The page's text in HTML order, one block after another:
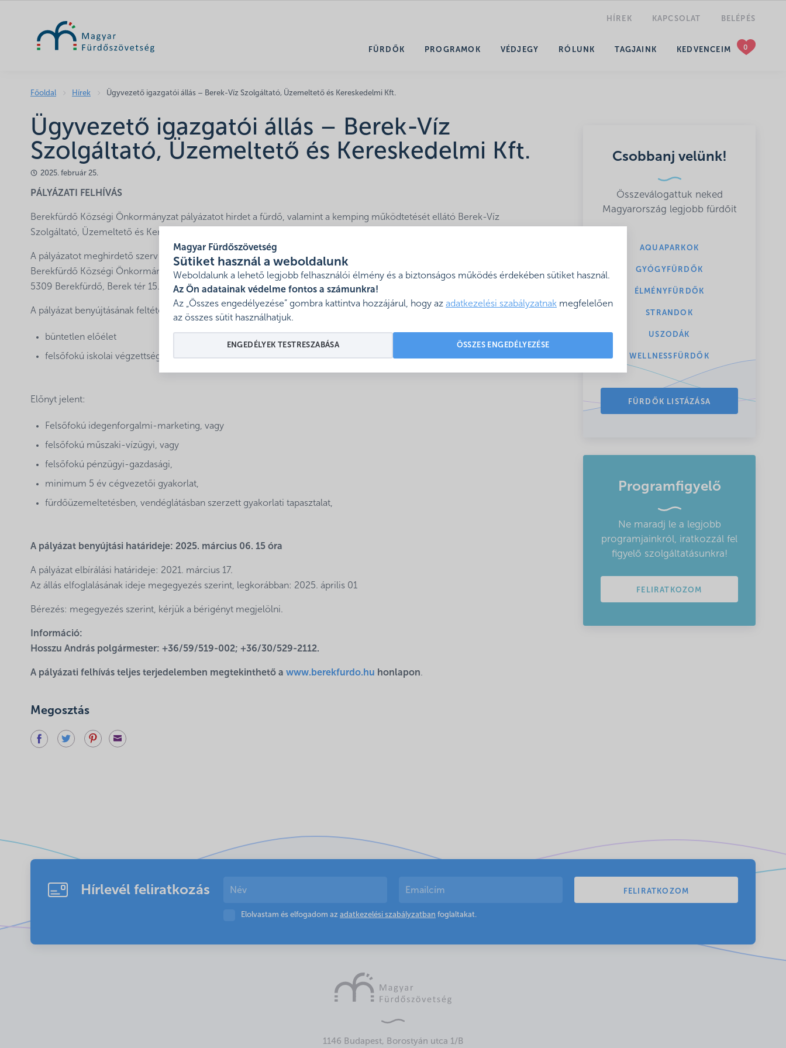
Magyar Fürdőszövetség
Sütiket használ a weboldalunk
Weboldalunk a lehető legjobb felhasználói élmény és a biztonságos működés érdekében sütiket használ.
Az Ön adatainak védelme fontos a számunkra!
Az „Összes engedélyezése” gombra kattintva hozzájárul, hogy az adatkezelési szabályzatnak megfelelően
az összes sütit használhatjuk.
ÖSSZES ENGEDÉLYEZÉSE
ENGEDÉLYEK TESTRESZABÁSA
HÍREK KAPCSOLAT BELÉPÉS
FÜRDŐK PROGRAMOK VÉDJEGY RÓLUNK TAGJAINK KEDVENCEIM
Főoldal Hírek Ügyvezető igazgatói állás – Berek-Víz Szolgáltató, Üzemeltető és Kereskedelmi Kft.
Ügyvezető igazgatói állás – Berek-Víz
Szolgáltató, Üzemeltető és Kereskedelmi Kft.
2025. február 25.
PÁLYÁZATI FELHÍVÁS
Berekfürdő Községi Önkormányzat pályázatot hirdet a fürdő, valamint a kemping működtetését ellátó Berek-Víz
Szolgáltató, Üzemeltető és Kereskedelmi Kft
A pályázatot meghirdető szerv neve:
Berekfürdő Községi Önkormányzat Képviselő-testülete
5309 Berekfürdő, Berek tér 15.
A pályázat benyújtásának feltételei:
büntetlen előélet
felsőfokú iskolai végzettség
Előnyt jelent:
Felsőfokú idegenforgalmi-marketing, vagy
felsőfokú műszaki-vízügyi, vagy
felsőfokú pénzügyi-gazdasági,
minimum 5 év cégvezetői gyakorlat,
fürdőüzemeltetésben, vendéglátásban szerzett gyakorlati tapasztalat,
A pályázat benyújtási határideje: 2025. március 06. 15 óra
A pályázat elbírálási határideje: 2021. március 17.
Az állás elfoglalásának ideje megegyezés szerint, legkorábban: 2025. április 01
Bérezés: megegyezés szerint, kérjük a bérigényt megjelölni.
Információ:
Hosszu András polgármester: +36/59/519-002; +36/30/529-2112.
A pályázati felhívás teljes terjedelemben megtekinthető a www.berekfurdo.hu honlapon.
Megosztás
Csobbanj velünk!
Összeválogattuk neked
Magyarország legjobb fürdőit
AQUAPARKOK
GYÓGYFÜRDŐK
ÉLMÉNYFÜRDŐK
STRANDOK
USZODÁK
WELLNESSFÜRDŐK
FÜRDŐK LISTÁZÁSA
Programfigyelő
Ne maradj le a legjobb
programjainkról, iratkozzál fel
figyelő szolgáltatásunkra!
FELIRATKOZOM
Hírlevél feliratkozás
Elolvastam és elfogadom az adatkezelési szabályzatban foglaltakat.
1146 Budapest, Borostyán utca 1/B